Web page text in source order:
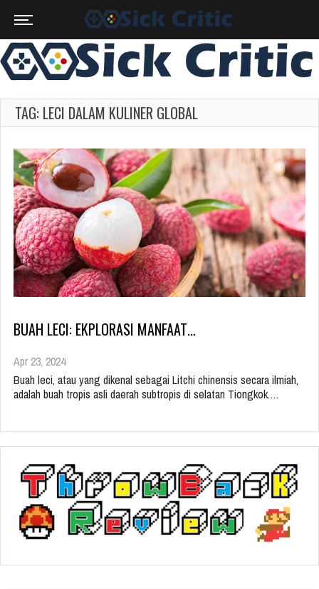
TAG: LECI DALAM KULINER GLOBAL
BUAH LECI: EKPLORASI MANFAAT…
Apr 23, 2024
Buah leci, atau yang dikenal sebagai Litchi chinensis secara ilmiah,
adalah buah tropis asli daerah subtropis di selatan Tiongkok.…